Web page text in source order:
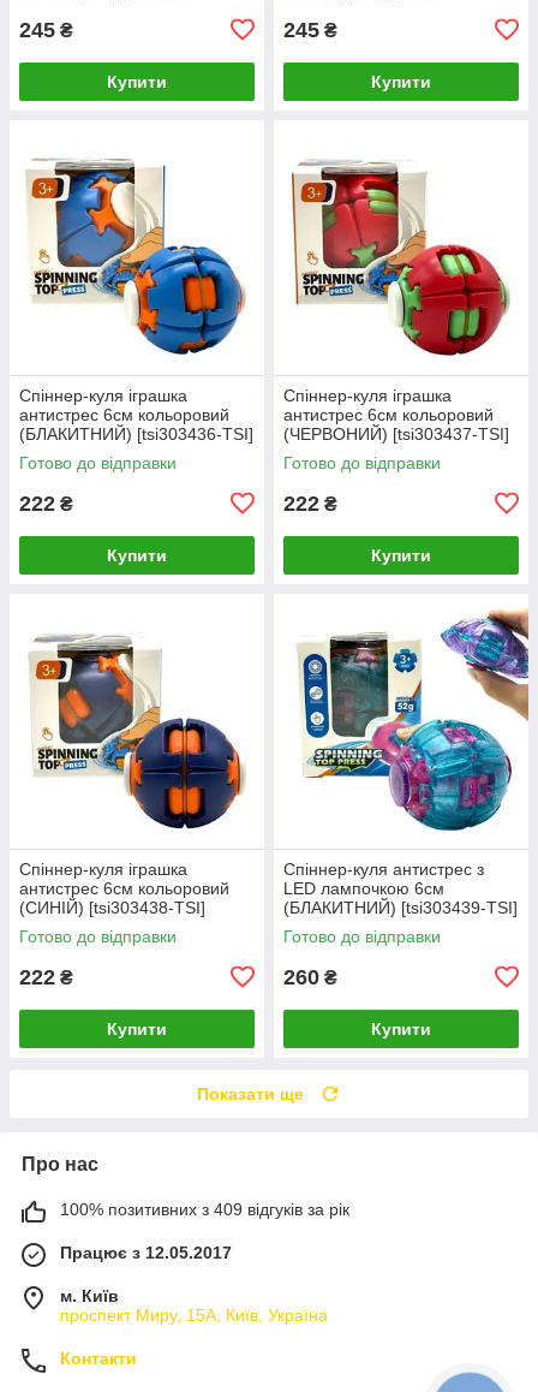
245 ₴
Купити
245 ₴
Купити
Спіннер-куля іграшка
антистрес 6см кольоровий
(БЛАКИТНИЙ) [tsi303436-TSI]
Готово до відправки
222 ₴
Купити
Спіннер-куля іграшка
антистрес 6см кольоровий
(ЧЕРВОНИЙ) [tsi303437-TSI]
Готово до відправки
222 ₴
Купити
Спіннер-куля іграшка
антистрес 6см кольоровий
(СИНІЙ) [tsi303438-TSI]
Готово до відправки
222 ₴
Купити
Спіннер-куля антистрес з
LED лампочкою 6см
(БЛАКИТНИЙ) [tsi303439-TSI]
Готово до відправки
260 ₴
Купити
Показати ще
Про нас
100% позитивних з 409 відгуків за рік
Працює з 12.05.2017
м. Київ
проспект Миру, 15А, Київ, Україна
Контакти